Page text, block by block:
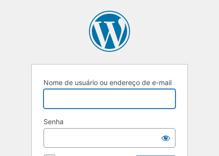
Nome de usuário ou endereço de e-mail
Senha